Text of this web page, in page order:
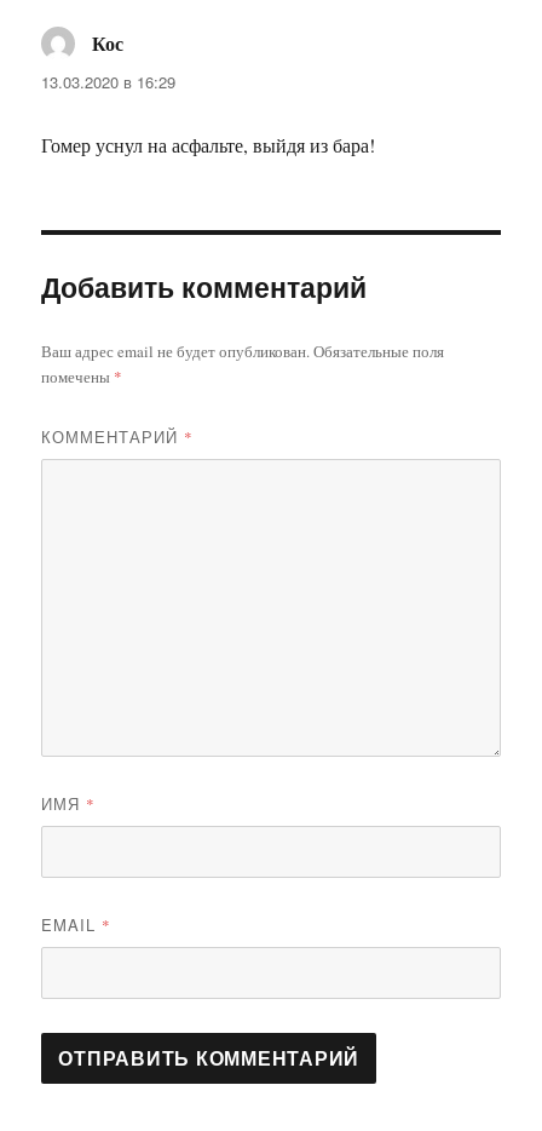
Кос
13.03.2020 в 16:29
Гомер уснул на асфальте, выйдя из бара!
Добавить комментарий
Ваш адрес email не будет опубликован. Обязательные поля
помечены *
КОММЕНТАРИЙ *
ИМЯ *
EMAIL *